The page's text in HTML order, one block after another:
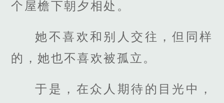
个屋檐下朝夕相处。
她不喜欢和别人交往，但同样
的，她也不喜欢被孤立。
于是，在众人期待的目光中，